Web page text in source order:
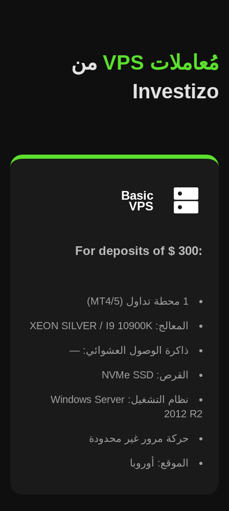
مُعاملات VPS
من
Investizo
Basic
VPS
For deposits of ⁦‪‬‪‪‪$ 300⁩‪‪:
1 محطة تداول (MT4/5)
المعالج: XEON SILVER / I9 10900K
ذاكرة الوصول العشوائي: —
القرص: NVMe SSD
نظام التشغيل: Windows Server
2012 R2
حركة مرور غير محدودة
الموقع: أوروبا